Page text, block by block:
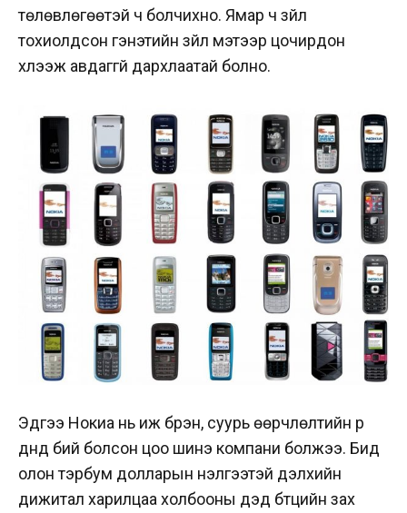
төлөвлөгөөтэй ч болчихно. Ямар ч зүйл
тохиолдсон гэнэтийн зүйл мэтээр цочирдон
хүлээж авдаггүй дархлаатай болно.
Эдүгээ Нокиа нь иж бүрэн, суурь өөрчлөлтийн үр
дүнд бий болсон цоо шинэ компани болжээ. Бид
олон тэрбум долларын үнэлгээтэй дэлхийн
дижитал харилцаа холбооны дэд бүтцийн зах